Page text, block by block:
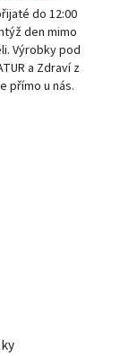
do 12:00
den mimo
Výrobky pod
a Zdraví z
přímo u nás.